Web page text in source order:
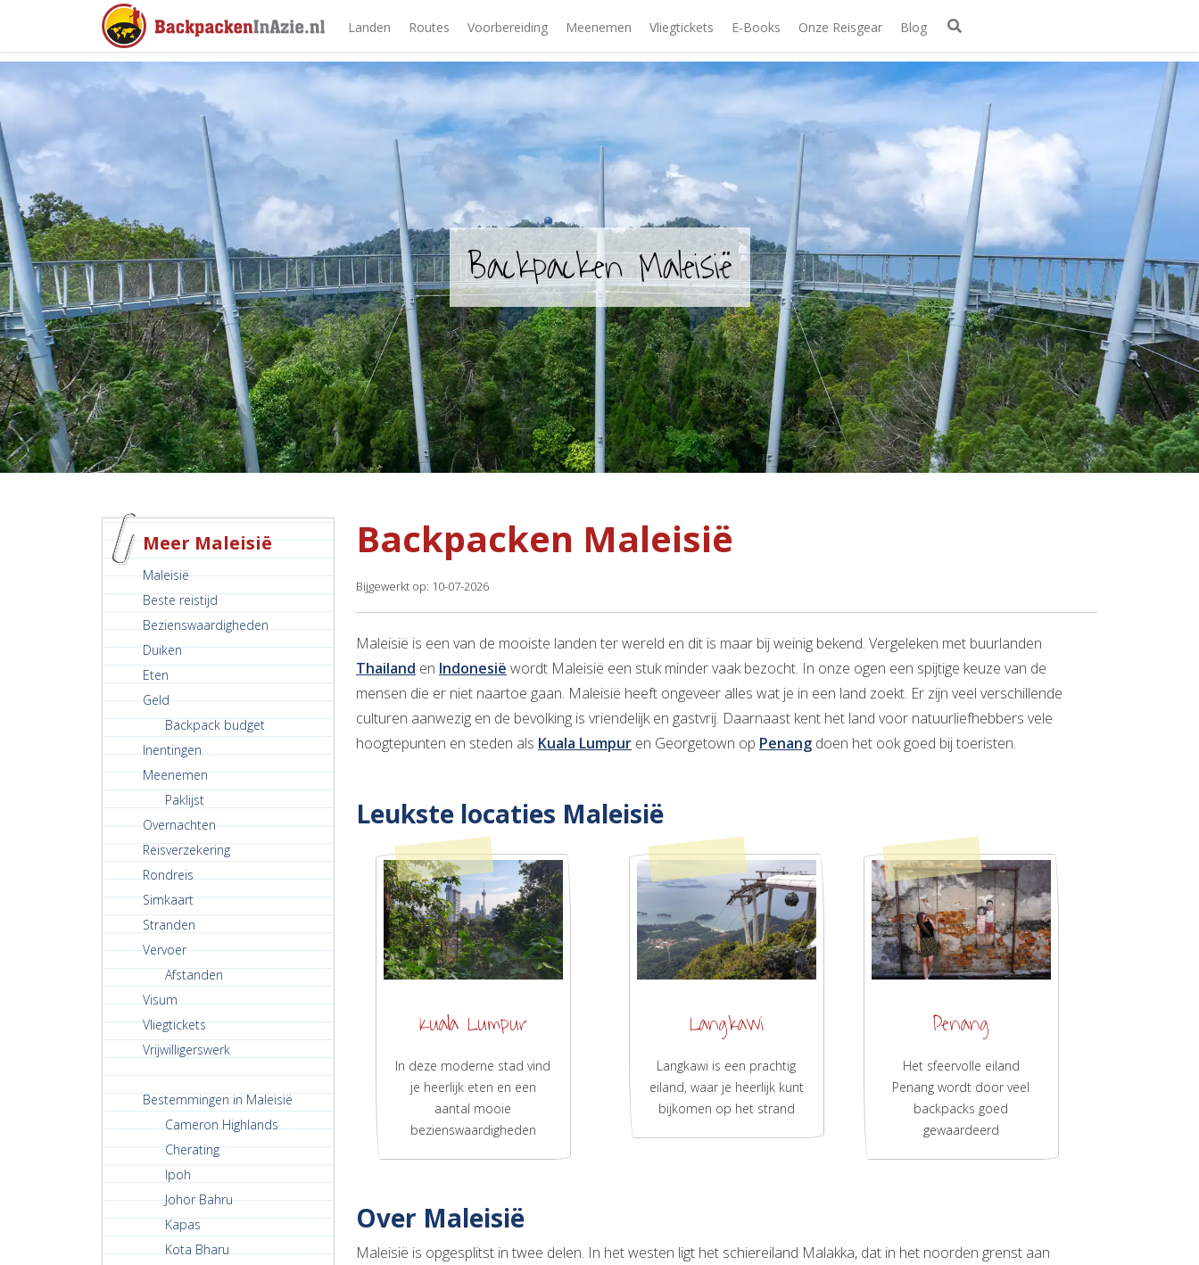
Landen Routes Voorbereiding Meenemen Vliegtickets E-Books Onze Reisgear Blog
Backpacken Maleisië
Meer Maleisië
Maleisië
Beste reistijd
Bezienswaardigheden
Duiken
Eten
Geld
Backpack budget
Inentingen
Meenemen
Paklijst
Overnachten
Reisverzekering
Rondreis
Simkaart
Stranden
Vervoer
Afstanden
Visum
Vliegtickets
Vrijwilligerswerk
Bestemmingen in Maleisië
Cameron Highlands
Cherating
Ipoh
Johor Bahru
Kapas
Kota Bharu
Backpacken Maleisië
Bijgewerkt op: 10-07-2026
Maleisië is een van de mooiste landen ter wereld en dit is maar bij weinig bekend. Vergeleken met buurlanden
Thailand en Indonesië wordt Maleisië een stuk minder vaak bezocht. In onze ogen een spijtige keuze van de
mensen die er niet naartoe gaan. Maleisië heeft ongeveer alles wat je in een land zoekt. Er zijn veel verschillende
culturen aanwezig en de bevolking is vriendelijk en gastvrij. Daarnaast kent het land voor natuurliefhebbers vele
hoogtepunten en steden als Kuala Lumpur en Georgetown op Penang doen het ook goed bij toeristen.
Leukste locaties Maleisië
Kuala Lumpur
In deze moderne stad vind
je heerlijk eten en een
aantal mooie
bezienswaardigheden
Langkawi
Langkawi is een prachtig
eiland, waar je heerlijk kunt
bijkomen op het strand
Penang
Het sfeervolle eiland
Penang wordt door veel
backpacks goed
gewaardeerd
Over Maleisië
Maleisië is opgesplitst in twee delen. In het westen ligt het schiereiland Malakka, dat in het noorden grenst aan